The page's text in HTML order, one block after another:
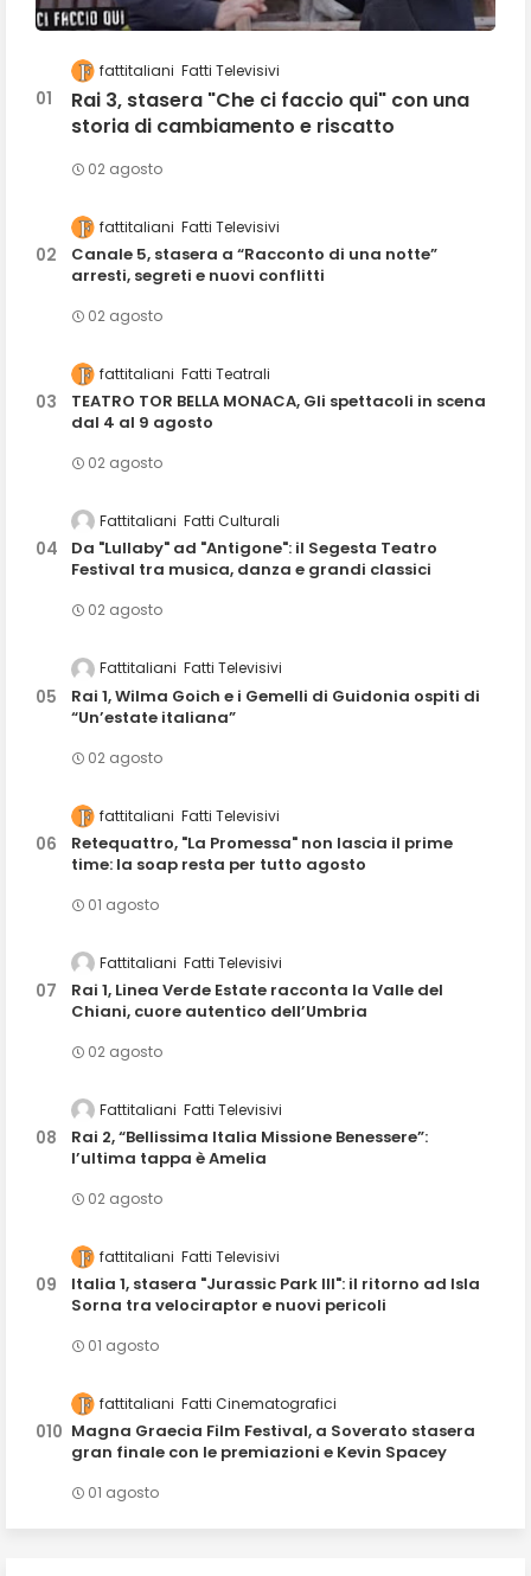
fattitaliani Fatti Televisivi
Rai 3, stasera "Che ci faccio qui" con una
storia di cambiamento e riscatto
02 agosto
fattitaliani Fatti Televisivi
Canale 5, stasera a “Racconto di una notte”
arresti, segreti e nuovi conflitti
02 agosto
fattitaliani Fatti Teatrali
TEATRO TOR BELLA MONACA, Gli spettacoli in scena
dal 4 al 9 agosto
02 agosto
Fattitaliani Fatti Culturali
Da "Lullaby" ad "Antigone": il Segesta Teatro
Festival tra musica, danza e grandi classici
02 agosto
Fattitaliani Fatti Televisivi
Rai 1, Wilma Goich e i Gemelli di Guidonia ospiti di
“Un’estate italiana”
02 agosto
fattitaliani Fatti Televisivi
Retequattro, "La Promessa" non lascia il prime
time: la soap resta per tutto agosto
01 agosto
Fattitaliani Fatti Televisivi
Rai 1, Linea Verde Estate racconta la Valle del
Chiani, cuore autentico dell’Umbria
02 agosto
Fattitaliani Fatti Televisivi
Rai 2, “Bellissima Italia Missione Benessere”:
l’ultima tappa è Amelia
02 agosto
fattitaliani Fatti Televisivi
Italia 1, stasera "Jurassic Park III": il ritorno ad Isla
Sorna tra velociraptor e nuovi pericoli
01 agosto
fattitaliani Fatti Cinematografici
Magna Graecia Film Festival, a Soverato stasera
gran finale con le premiazioni e Kevin Spacey
01 agosto